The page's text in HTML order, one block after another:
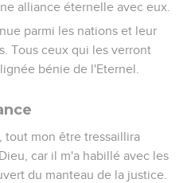
alliance éternelle avec eux.
parmi les nations et leur
Tous ceux qui les verront
bénie de l'Eternel.
tout mon être tressaillira
car il m'a habillé avec les
du manteau de la justice.